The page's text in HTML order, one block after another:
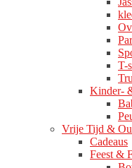
T-
Kinder-
Vrije Tijd &
Cadeaus
Feest &